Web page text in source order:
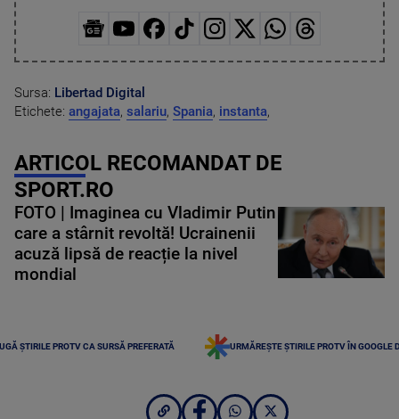
Sursa: Libertad Digital
Etichete: angajata, salariu, Spania, instanta,
ARTICOL RECOMANDAT DE
SPORT.RO
FOTO | Imaginea cu Vladimir Putin
care a stârnit revoltă! Ucrainenii
acuză lipsă de reacție la nivel
mondial
ȘTIRILE PROTV CA SURSĂ PREFERATĂ URMĂREȘTE ȘTIRILE PROTV ÎN GOOGLE